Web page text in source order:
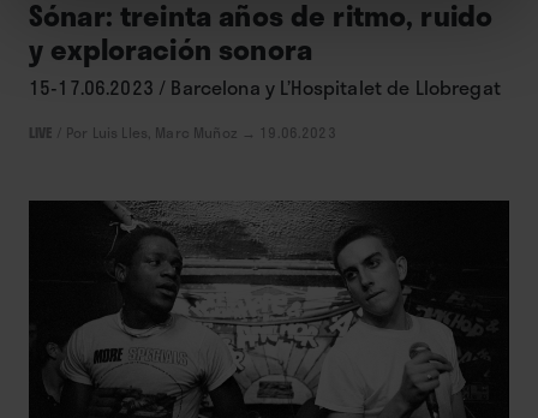
Sónar: treinta años de ritmo, ruido
y exploración sonora
15-17.06.2023 / Barcelona y L’Hospitalet de Llobregat
LIVE Por Luis Lles, Marc Muñoz → 19.06.2023